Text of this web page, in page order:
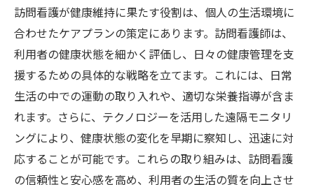
信頼性を高める訪問看護の資料提供方法
訪問看護の資料が示す信頼構築のプロセス
訪問看護資料が提供する安心の内容
訪問看護の信頼を支える資料の活用事例
訪問看護で活用される信頼の資料提供
訪問看護が家庭に提供する新たな安心感
訪問看護がもたらす家庭内の安心感
家庭における訪問看護の安心提供の全貌
訪問看護が健康維持に果たす役割は、個人の生活環境に
合わせたケアプランの策定にあります。訪問看護師は、
利用者の健康状態を細かく評価し、日々の健康管理を支
援するための具体的な戦略を立てます。これには、日常
生活の中での運動の取り入れや、適切な栄養指導が含ま
れます。さらに、テクノロジーを活用した遠隔モニタリ
ングにより、健康状態の変化を早期に察知し、迅速に対
応することが可能です。これらの取り組みは、訪問看護
の信頼性と安心感を高め、利用者の生活の質を向上させ